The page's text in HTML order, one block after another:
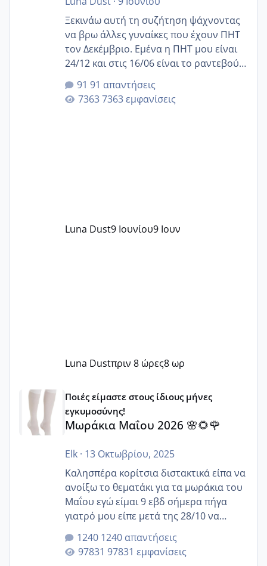
Ξεκινάω αυτή τη συζήτηση ψάχνοντας
να βρω άλλες γυναίκες που έχουν ΠΗΤ
τον Δεκέμβριο. Εμένα η ΠΗΤ μου είναι
24/12 και στις 16/06 είναι το ραντεβού
της αυχενικής διαφάνειας. Έχω αρκετό
άγχος και οι μέρες δεν φαίνεται να
περνάνε με τίποτα.
91 απαντήσεις
7363 εμφανίσεις
Luna Dust9 Ιουνίου9 Ιουν
Luna Dustπριν 8 ώρες8 ωρ
Μωράκια Μαΐου 2026 🌸🌻🌹
Ποιές είμαστε στους ίδιους μήνες
εγκυμοσύνης!
Μωράκια Μαΐου 2026 🌸🌻🌹
Elk· 13 Οκτωβρίου, 2025
Καλησπέρα κορίτσια διστακτικά είπα να
ανοίξω το θεματάκι για τα μωράκια του
Μαΐου εγώ είμαι 9 εβδ σήμερα πήγα
γιατρό μου είπε μετά της 28/10 να
κλείσω ραντεβού για την αυχενική είναι
καμιά άλλη κοπέλα να γεννάει Μάιο ;;
1240 απαντήσεις
97831 εμφανίσεις